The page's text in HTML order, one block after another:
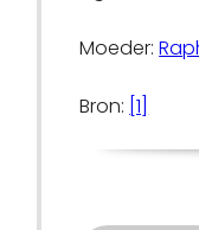
Moeder:
Bron: [1]